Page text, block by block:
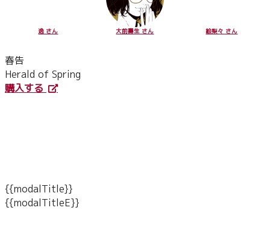
逸 さん 大前壽生 さん 絵梨々 さん
春告
Herald of Spring
購入する
{{modalTitle}}
{{modalTitleE}}